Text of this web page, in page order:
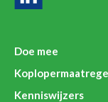
Doe mee
Kenniswijzers